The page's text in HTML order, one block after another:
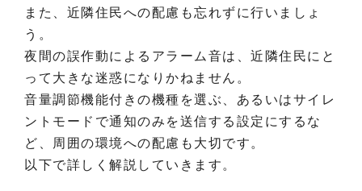
また、近隣住民への配慮も忘れずに行いましょ
う。
夜間の誤作動によるアラーム音は、近隣住民にと
って大きな迷惑になりかねません。
音量調節機能付きの機種を選ぶ、あるいはサイレ
ントモードで通知のみを送信する設定にするな
ど、周囲の環境への配慮も大切です。
以下で詳しく解説していきます。